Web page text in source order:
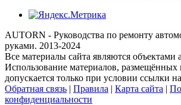
AUTORN - Руководства по ремонту
руками. 2013-2024
Все материалы сайта являются объектами
Использование материалов, размещённых
допускается только при условии ссылки
Обратная связь | Правила | Карта сайта |
конфиденциальности